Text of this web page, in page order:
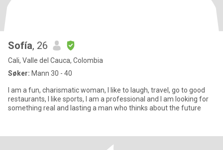
Sofía, 26
Cali, Valle del Cauca, Colombia
Søker: Mann 30 - 40
I am a fun, charismatic woman, I like to laugh, travel, go to good
restaurants, I like sports, I am a professional and I am looking for
something real and lasting a man who thinks about the future